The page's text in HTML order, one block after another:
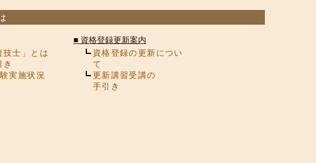
技士」とは
実施状況
■ 資格登録更新案内
資格登録の更新につい
て
更新講習受講の
手引き